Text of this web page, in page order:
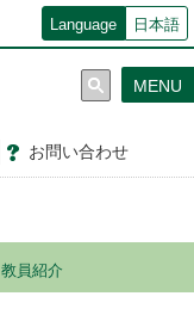
Language 日本語
お問い合わせ
MENU
教員紹介